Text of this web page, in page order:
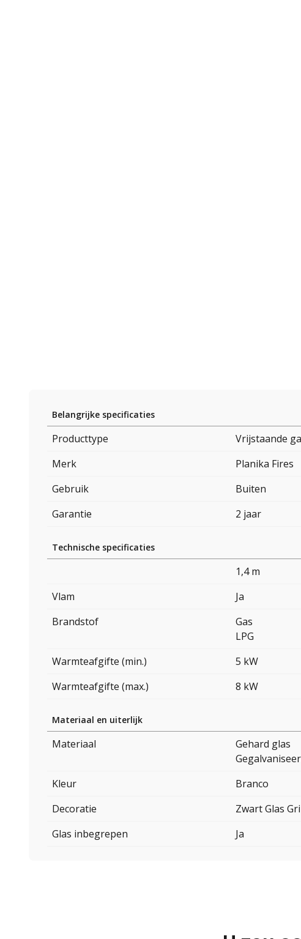
Belangrijke specificaties
Producttype
Vrijstaande
Merk
Planika Fires
Gebruik
Buiten
Garantie
2 jaar
Technische specificaties
1,4 m
Vlam
Ja
Brandstof
Gas
LPG
Warmteafgifte (min.)
5 kW
Warmteafgifte (max.)
8 kW
Materiaal en uiterlijk
Materiaal
Gehard glas
Kleur
Branco
Decoratie
Zwart Glas
Glas inbegrepen
Ja